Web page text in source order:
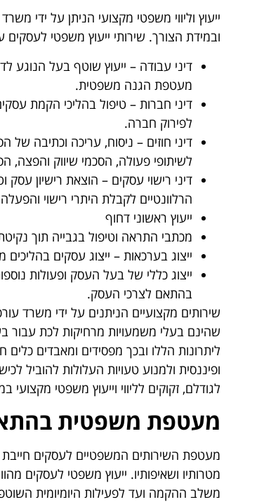
ייעוץ וליווי משפטי מקצועי הניתן על ידי
ובמידת הצורך. שירותי ייעוץ משפטי
דיני עבודה – ייעוץ שוטף בעל הנוגע
מעטפת הגנה משפטית.
דיני חברות – טיפול בהליכי הקמת עסקים
לפירוק חברה.
דיני חוזים – ניסוח, עריכה וכתיבה
לשיתופי פעולה, הסכמי שיווק והפצה,
דיני רישוי עסקים – הוצאת רישיון עסק
הרלוונטיים לקבלת היתרי רישוי
ייעוץ ראשוני דחוף
מכתבי התראה וטיפול בגבייה תוך
ייצוג בערכאות – ייצוג עסקים
ייצוג כללי של בעל העסק ופעולות
בהתאם לצרכי העסק.
שירותים מקצועיים הניתנים על ידי משרד
שהינם בעלי משמעויות מרחיקות לכת עבור
ליתרונות הללו ובכך מפסידים ומאבדים כלים
ופיננסית ולמנוע טעויות העלולות להוביל
לגודלם, זקוקים לליווי וייעוץ משפטי
מעטפת משפטית
מעטפת השירותים המשפטיים לעסקים חייבת
מטרותיו ושאיפותיו. ייעוץ משפטי לעסקים
משלב ההקמה ועד לפעילות היומיומית